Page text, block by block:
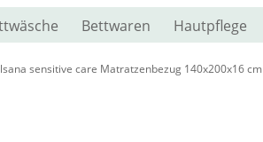
Bettwaren Hautpflege
sensitive care Matratzenbezug 140x200x16 cm